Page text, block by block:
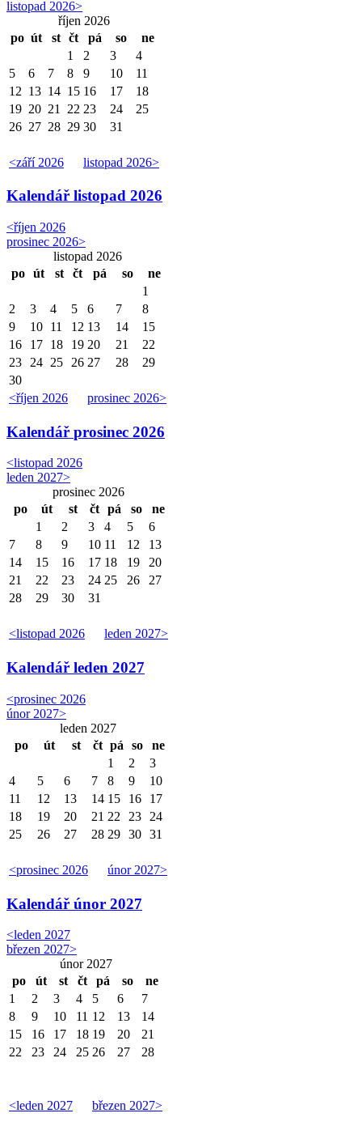
listopad 2026>
říjen 2026
po út st čt pá so ne
<září 2026 listopad 2026>
1 2 3
4
5
6 7 8 9 10
11
12 13 14 15 16 17
18
19 20 21 22 23 24
25
26 27 28 29 30 31
Kalendář listopad 2026
<říjen 2026
prosinec 2026>
listopad 2026
po
út st čt pá so ne
<říjen 2026 prosinec 2026>
1
2
3 4 5 6 7
8
9
10 11 12 13 14
15
16
17 18 19 20 21
22
23
24 25 26 27 28
29
30
Kalendář prosinec 2026
<listopad 2026
leden 2027>
prosinec 2026
po
út st čt pá so ne
<listopad 2026 leden 2027>
1 2 3 4 5
6
7
8 9 10 11 12
13
14
15 16 17 18 19
20
21
22 23 24 25 26
27
28
29 30 31
Kalendář leden 2027
<prosinec 2026
únor 2027>
leden 2027
po
út st čt pá so ne
<prosinec 2026 únor 2027>
1 2
3
4
5 6 7 8 9
10
11
12 13 14 15 16
17
18
19 20 21 22 23
24
25
26 27 28 29 30 31
Kalendář únor 2027
<leden 2027
březen 2027>
únor 2027
po
út st čt pá so ne
<leden 2027 březen 2027>
1 2 3 4 5 6
7
8
9 10 11 12 13
14
15
16 17 18 19 20
21
22
23 24 25 26 27 28